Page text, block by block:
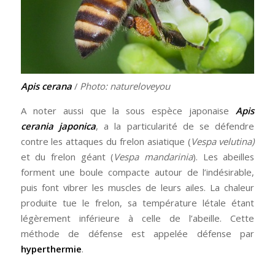
Apis cerana / Photo: natureloveyou
A noter aussi que la sous espèce japonaiseApis
cerania japonica, a la particularité de se défendre
contre les attaques du frelon asiatique (Vespa velutina)
et du frelon géant (Vespa mandarinia). Les abeilles
forment une boule compacte autour de l’indésirable,
puis font vibrer les muscles de leurs ailes. La chaleur
produite tue le frelon, sa température létale étant
légèrement inférieure à celle de l’abeille. Cette
méthode de défense est appelée défense par
hyperthermie.